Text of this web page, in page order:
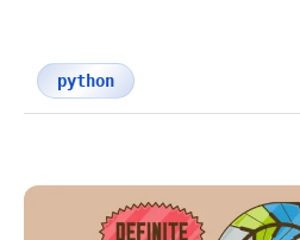
python